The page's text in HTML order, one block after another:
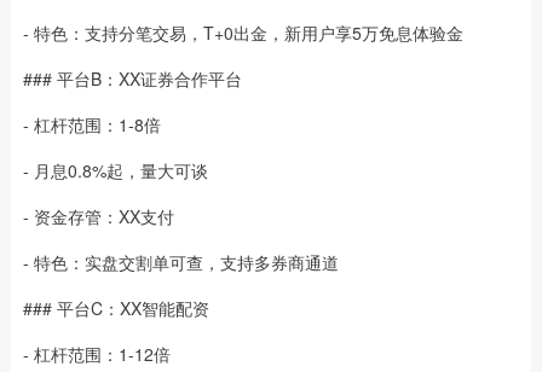
- 特色：支持分笔交易，T+0出金，新用户享5万免息体验金
### 平台B：XX证券合作平台
- 杠杆范围：1-8倍
- 月息0.8%起，量大可谈
- 资金存管：XX支付
- 特色：实盘交割单可查，支持多券商通道
### 平台C：XX智能配资
- 杠杆范围：1-12倍